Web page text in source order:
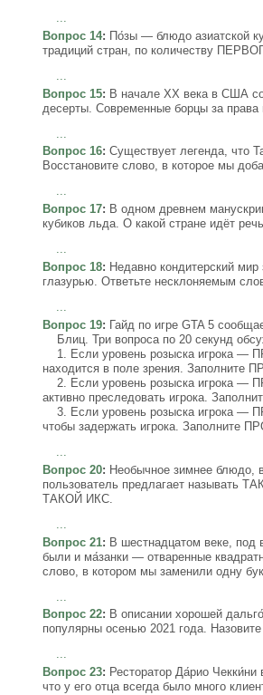
Вопрос 14: По́зы — блюдо азиатской
традиций стран, по количеству
Вопрос 15: В начале XX века в США
десерты. Современные борцы за
Вопрос 16: Существует легенда, что
Восстановите слово, в которое мы
...
Вопрос 17: В одном древнем
кубиков льда. О какой стране идёт
...
Вопрос 18: Недавно кондитерский
глазурью. Ответьте несклоняемым
...
Вопрос 19: Гайд по игре GTA 5
Блиц. Три вопроса по 20 секунд
1. Если уровень розыска игрока —
находится в поле зрения. Заполните
2. Если уровень розыска игрока —
активно преследовать игрока.
3. Если уровень розыска игрока —
чтобы задержать игрока. Заполните
Вопрос 20: Необычное зимнее блюдо,
пользователь предлагает называть
ТАКОЙ ИКС.
Вопрос 21: В шестнадцатом веке, под
были и ма́занки — отваренные
слово, в котором мы заменили одну
Вопрос 22: В описании хорошей
популярны осенью 2021 года.
...
Вопрос 23: Ресторатор Да́рио
что у его отца всегда было много